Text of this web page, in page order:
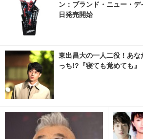
ン：ブランド・ニュー・
日発売開始
東出昌大の一人二役！あ
っち!?『寝ても覚めても